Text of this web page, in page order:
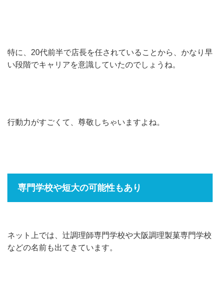
特に、20代前半で店長を任されていることから、かなり早
い段階でキャリアを意識していたのでしょうね。
行動力がすごくて、尊敬しちゃいますよね。
専門学校や短大の可能性もあり
ネット上では、辻調理師専門学校や大阪調理製菓専門学校
などの名前も出てきています。